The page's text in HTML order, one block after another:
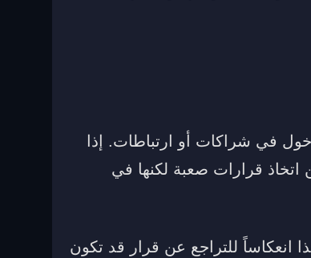
في شراكات أو ارتباطات. إذا
اتخاذ قرارات صعبة لكنها في
انعكاساً للتراجع عن قرار قد تكون